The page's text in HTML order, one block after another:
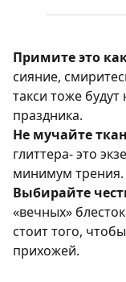
Примите это
сияние,
такси тоже
праздника.
Не мучайте
глиттера- это
минимум трения.
Выбирайте
«вечных»
стоит того,
прихожей.